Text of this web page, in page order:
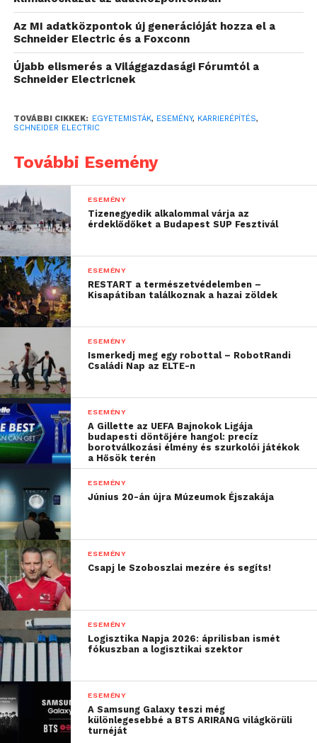
Light irodaházban, a „Plant Your Future!”
rendezvénynek köszönhetően. A vállalat idén már
ötödik alkalommal szervezte meg a felsőoktatásban
tanulók számára a karrierépítésüket segítő
eseményt, amire ezúttal is nagy volt az érdeklődés,
A „Plan(t) Your Future!” célja, hogy támogatást
Az esemény során az érdeklődők
megismerkedhettek a világ egyik vezető
energiatechnológiai vállalata, a Schneider Electric
működésével, megoldásaival, üzletágaival, gyáraival,
illetve a cég munkatársaival is a standokon. A
Budapesten jelenlévő csapaton túl a Schneider
Electric három gyárából és logisztikai központjából
is érkeztek kollégák, hogy népszerűsítsék a gyártási
és logisztikai területeket.
2026.03. 27. Plan(t) Your Future
A program részeként rapid interjúkon is részt
vehettek a hallgatók, de a szervezők készültek
önéletrajz (CV) készítési tanácsadással is, illetve a
fiatalok egy profi fotósnak köszönhetően a tökéletes
CV-fotójukat is elkészíthették.
Az idei „Plan(t) Your Future!” egyik különlegessége
az volt, hogy egyetemi hallgatók mellett, a Schneider
Electric munkatársainak középiskolás és egyetemi
végzős gyermekei számára is megnyitották a
Az MI adatközpontok új generációját hozza el a
Schneider Electric és a Foxconn
Újabb elismerés a Világgazdasági Fórumtól a
Schneider Electricnek
TOVÁBBI CIKKEK: EGYETEMISTÁK, ESEMÉNY, KARRIERÉPÍTÉS,
SCHNEIDER ELECTRIC
További Esemény
ESEMÉNY
Tizenegyedik alkalommal várja az
érdeklődőket a Budapest SUP Fesztivál
ESEMÉNY
RESTART a természetvédelemben –
Kisapátiban találkoznak a hazai zöldek
ESEMÉNY
Ismerkedj meg egy robottal – RobotRandi
Családi Nap az ELTE-n
ESEMÉNY
A Gillette az UEFA Bajnokok Ligája
budapesti döntőjére hangol: precíz
borotválkozási élmény és szurkolói játékok
a Hősök terén
ESEMÉNY
Június 20-án újra Múzeumok Éjszakája
ESEMÉNY
Csapj le Szoboszlai mezére és segíts!
ESEMÉNY
Logisztika Napja 2026: áprilisban ismét
fókuszban a logisztikai szektor
ESEMÉNY
A Samsung Galaxy teszi még
különlegesebbé a BTS ARIRANG világkörüli
turnéját